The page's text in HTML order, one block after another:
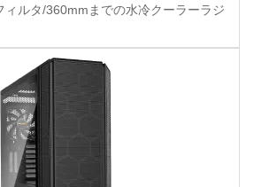
ィルタ/360mmまでの水冷クーラーラジ